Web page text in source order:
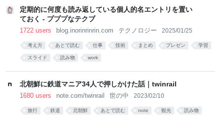
定期的に何度も読み返している個人的名エントリを置い
ておく - プププなテクブ
1722 users blog.inorinrinrin.com テクノロジー 2025/01/25
考え方 あとで読む 仕事 技術 まとめ プレゼン 学習
スライド 読み物 work
北朝鮮に鉄道マニア34人で押しかけた話｜twinrail
1680 users note.com/twinrail 世の中 2023/02/10
旅行 鉄道 北朝鮮 あとで読む note 観光 読み物